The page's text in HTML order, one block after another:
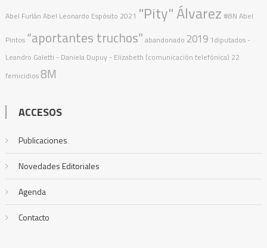
Abel Furlán Abel Leonardo Espósito 2021 "Pity" Álvarez #8N Abel
Pintos “aportantes truchos” abandonado 2019 1diputados -
Leandro Galetti - Daniela Dupuy - Elizabeth (comunicación telefónica) 22
femicidios8M
ACCESOS
Publicaciones
Novedades Editoriales
Agenda
Contacto